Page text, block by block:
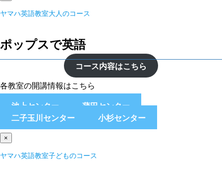
ヤマハ英語教室大人のコース
ポップスで英語
コース内容はこちら
各教室の開講情報はこちら
池上センター
蒲田センター
二子玉川センター
小杉センター
×
ヤマハ英語教室子どものコース